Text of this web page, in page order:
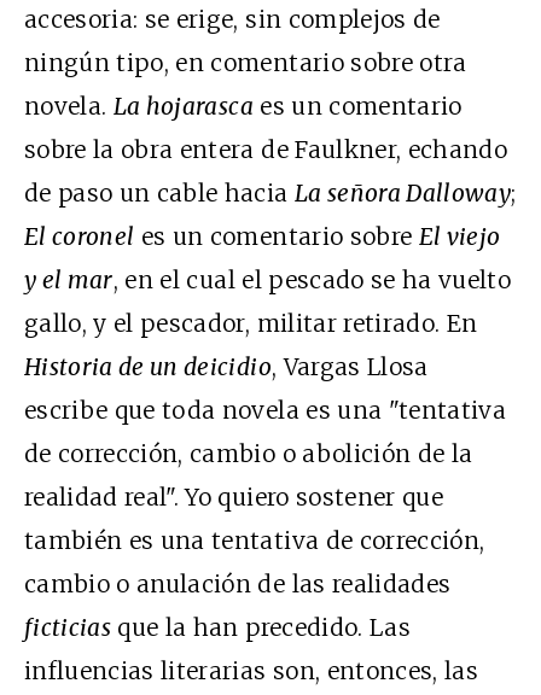
accesoria: se erige, sin complejos de
ningún tipo, en comentario sobre otra
novela. La hojarasca es un comentario
sobre la obra entera de Faulkner, echando
de paso un cable hacia La señora Dalloway;
El coronel es un comentario sobre El viejo
y el mar, en el cual el pescado se ha vuelto
gallo, y el pescador, militar retirado. En
Historia de un deicidio, Vargas Llosa
escribe que toda novela es una "tentativa
de corrección, cambio o abolición de la
realidad real". Yo quiero sostener que
también es una tentativa de corrección,
cambio o anulación de las realidades
ficticias que la han precedido. Las
influencias literarias son, entonces, las